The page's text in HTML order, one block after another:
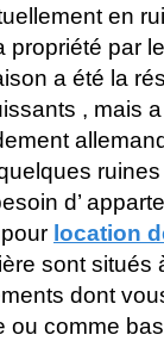
en
par
a été la
, mais
d’
location
sont situés
dont
ou comme